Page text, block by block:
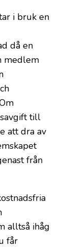
i bruk en
då en
medlem
till
att dra av
från
alltså ihåg
får